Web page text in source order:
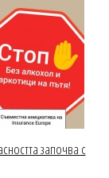
започва с